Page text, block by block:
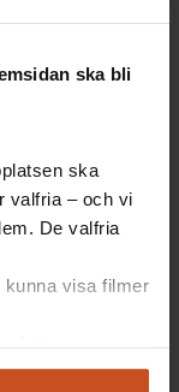
ska bli
ska
valfria – och vi
De valfria
kunna visa filmer
information
bör
till chefen